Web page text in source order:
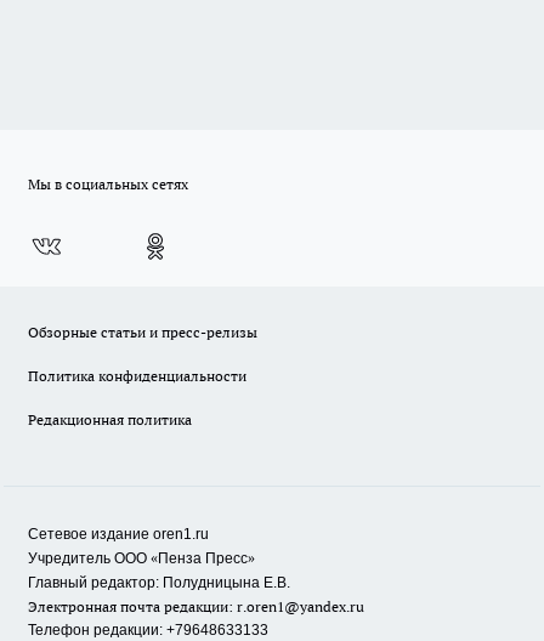
Мы в социальных сетях
Обзорные статьи и пресс-релизы
Политика конфиденциальности
Редакционная политика
Сетевое издание oren1.ru
Учредитель ООО «Пенза Пресс»
Главный редактор: Полудницына Е.В.
Электронная почта редакции: r.oren1@yandex.ru
Телефон редакции: +79648633133